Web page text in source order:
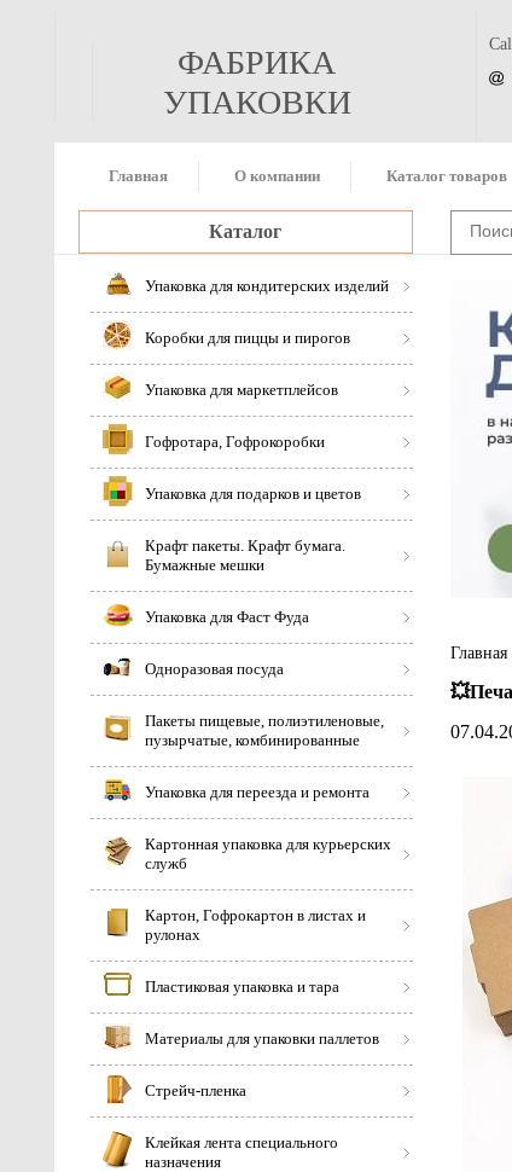
ФАБРИКА
УПАКОВКИ
Главная О компании Каталог товаров
Каталог
Упаковка для кондитерских изделий
Коробки для пиццы и пирогов
Упаковка для маркетплейсов
Гофротара, Гофрокоробки
Упаковка для подарков и цветов
Крафт пакеты. Крафт бумага.
Бумажные мешки
Упаковка для Фаст Фуда
Одноразовая посуда
Пакеты пищевые, полиэтиленовые,
пузырчатые, комбинированные
Упаковка для переезда и ремонта
Картонная упаковка для курьерских
служб
Картон, Гофрокартон в листах и
рулонах
Пластиковая упаковка и тара
Материалы для упаковки паллетов
Стрейч-пленка
Клейкая лента специального
назначения
Главная